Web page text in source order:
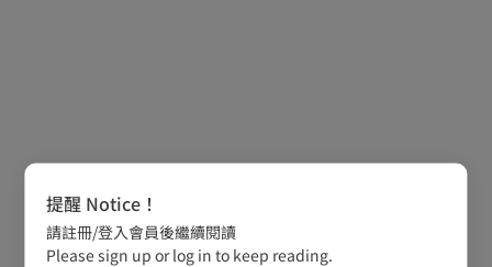
提醒 Notice！
請註冊/登入會員後繼續閱讀
Please sign up or log in to keep reading.